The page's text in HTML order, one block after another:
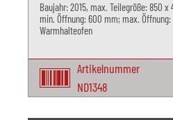
Baujahr: 2015, max. Teilegröße: 850
min. Öffnung: 600 mm; max.
Warmhalteofen
Artikelnummer
ND1348